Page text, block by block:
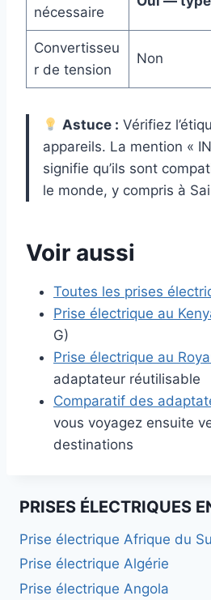
nécessaire
Convertisseu
r de tension
Non
Astuce : Vérifiez
appareils. La mention «
signifie qu’ils sont
le monde, y compris à
Voir aussi
Toutes les prises
Prise électrique au
G)
Prise électrique au
adaptateur réutilisable
Comparatif des
vous voyagez ensuite
destinations
PRISES ÉLECTRIQUES
Prise électrique Afrique du
Prise électrique Algérie
Prise électrique Angola